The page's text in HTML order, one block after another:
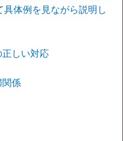
体例を見ながら説明し
しい対応
係